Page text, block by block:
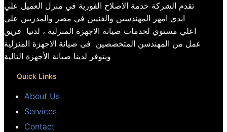
تقدم الشركة خدمة الاصلاح الفورية في منزل العميل علي
ايدي امهر المهندسين والفنيين في مصر والمدربين علي
اعلي مستوي لخدمات صيانة الاجهزة المنزلية ، لدنيا فريق
عمل من المهندسن المتخصصين فى صيانة الاجهزة المنزلية
ويتوفر لدينا صيانة الأجهزة التالية
Quick Links
About Us
Services
Contact